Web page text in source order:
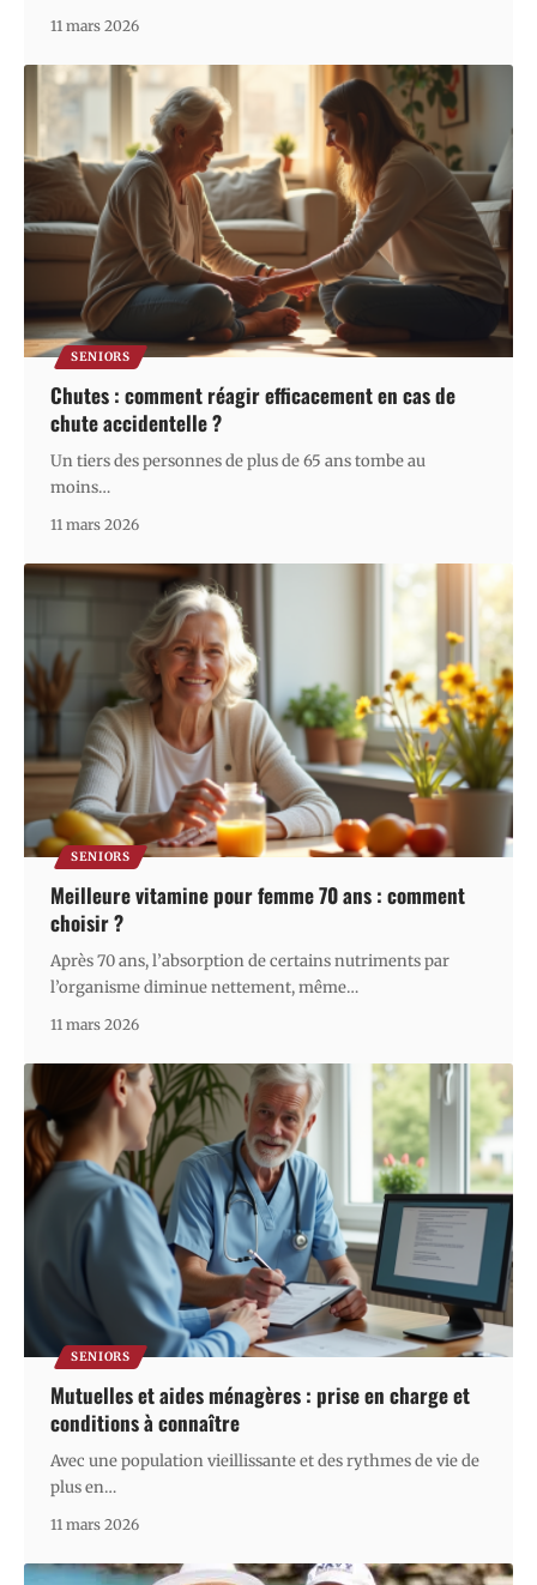
11 mars 2026
SENIORS
Chutes : comment réagir efficacement en cas de
chute accidentelle ?
Un tiers des personnes de plus de 65 ans tombe au
moins…
11 mars 2026
SENIORS
Meilleure vitamine pour femme 70 ans : comment
choisir ?
Après 70 ans, l’absorption de certains nutriments par
l’organisme diminue nettement, même…
11 mars 2026
SENIORS
Mutuelles et aides ménagères : prise en charge et
conditions à connaître
Avec une population vieillissante et des rythmes de vie de
plus en…
11 mars 2026